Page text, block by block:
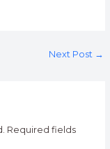
Next Post →
Required fields